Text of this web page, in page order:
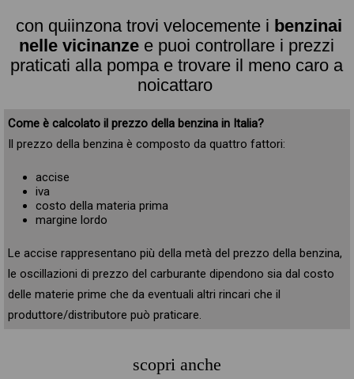
con quiinzona trovi velocemente i benzinai
nelle vicinanze e puoi controllare i prezzi
praticati alla pompa e trovare il meno caro a
noicattaro
Come è calcolato il prezzo della benzina in Italia?
Il prezzo della benzina è composto da quattro fattori:
accise
iva
costo della materia prima
margine lordo
Le accise rappresentano più della metà del prezzo della benzina,
le oscillazioni di prezzo del carburante dipendono sia dal costo
delle materie prime che da eventuali altri rincari che il
produttore/distributore può praticare.
scopri anche